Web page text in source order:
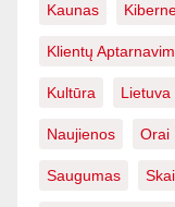
Kaunas
Klientų
Kultūra Lietuva
Naujienos Orai
Saugumas